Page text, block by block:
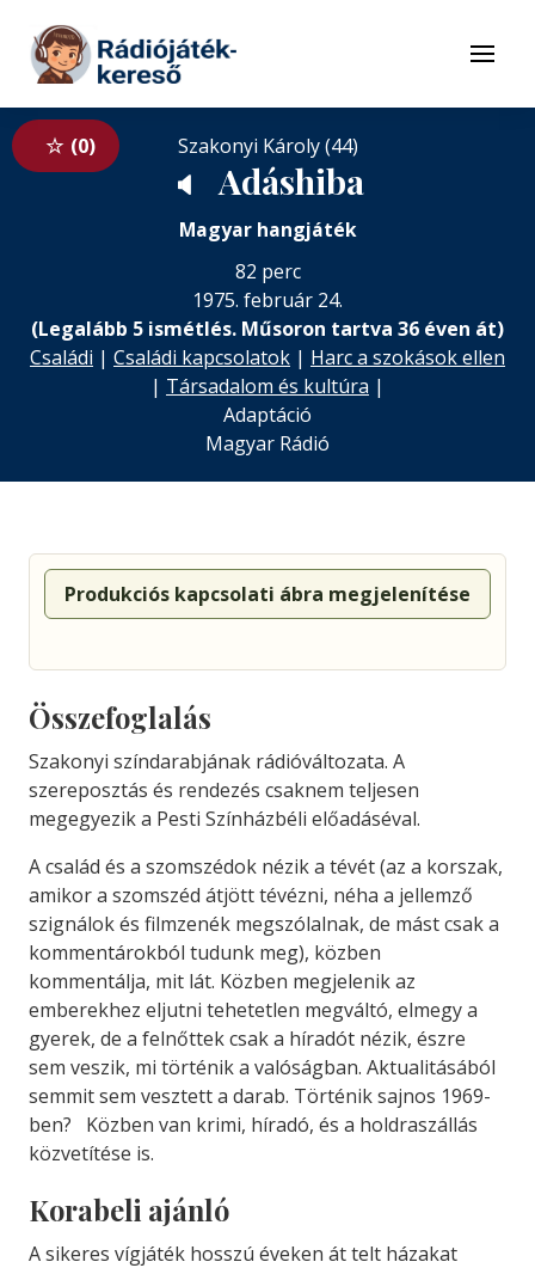
Tovább a tartalomhoz
Menü
0 Szakonyi Károly (44)
🔈 Adáshiba
Magyar hangjáték
82 perc
1975. február 24.
(Legalább 5 ismétlés. Műsoron tartva 36 éven át)
Családi | Családi kapcsolatok | Harc a szokások ellen
| Társadalom és kultúra |
Adaptáció
Magyar Rádió
Produkciós kapcsolati ábra megjelenítése
Összefoglalás
Szakonyi színdarabjának rádióváltozata. A
szereposztás és rendezés csaknem teljesen
megegyezik a Pesti Színházbéli előadáséval.
A család és a szomszédok nézik a tévét (az a korszak,
amikor a szomszéd átjött tévézni, néha a jellemző
szignálok és filmzenék megszólalnak, de mást csak a
kommentárokból tudunk meg), közben
kommentálja, mit lát. Közben megjelenik az
emberekhez eljutni tehetetlen megváltó, elmegy a
gyerek, de a felnőttek csak a híradót nézik, észre
sem veszik, mi történik a valóságban. Aktualitásából
semmit sem vesztett a darab. Történik sajnos 1969-
ben? Közben van krimi, híradó, és a holdraszállás
közvetítése is.
Korabeli ajánló
A sikeres vígjáték hosszú éveken át telt házakat